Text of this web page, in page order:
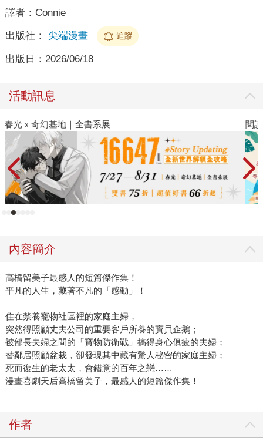
譯者： Connie
出版社： 尖端漫畫 追蹤
出版日： 2026/06/18
活動訊息
閱讀漫遊錄-2026上半年暢銷榜
內容簡介
高橋留美子最感人的短篇傑作集！
平凡的人生，藏著不凡的「感動」！
住在禁養寵物社區裡的家庭主婦，
突然得照顧丈夫公司的重要客戶所養的寶貝企鵝；
被部長夫婦之間的「寶物防衛戰」搞得身心俱疲的夫婦；
替鄰居照顧盆栽，卻發現其中藏有驚人秘密的家庭主婦；
死而復生的老太太，會錯意的百年之戀……
漫畫喜劇天后高橋留美子，最感人的短篇傑作集！
作者